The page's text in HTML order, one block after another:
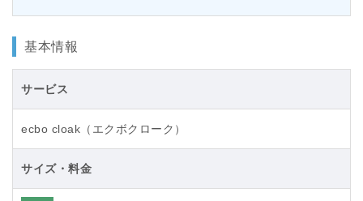
基本情報
サービス
ecbo cloak（エクボクローク）
サイズ・料金